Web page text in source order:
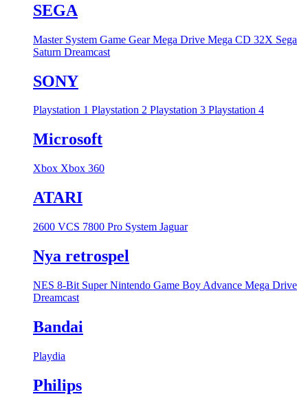
SEGA
Master System Game GearMega Drive Mega CD 32X Sega
Saturn Dreamcast
SONY
Playstation 1 Playstation 2 Playstation 3 Playstation 4
Microsoft
Xbox Xbox 360
ATARI
2600 VCS 7800 Pro System Jaguar
Nya retrospel
NES 8-Bit Super Nintendo Game Boy Advance Mega Drive
Dreamcast
Bandai
Playdia
Philips